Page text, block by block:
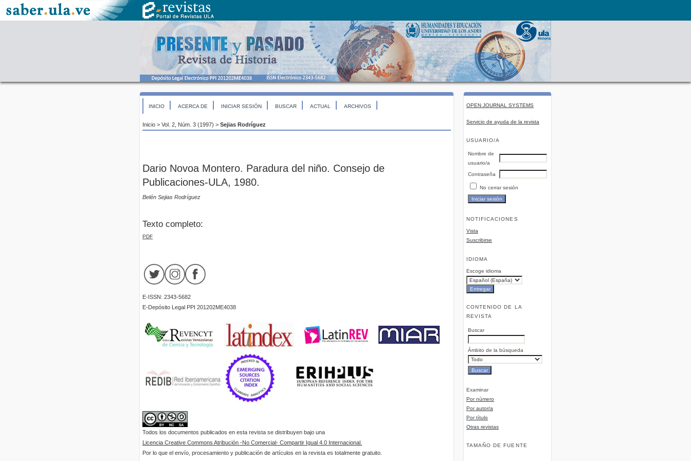
OPEN JOURNAL SYSTEMS
Servicio de ayuda de la revista
USUARIO/A
Nombre de
usuario/a
Contraseña
No cerrar sesión
NOTIFICACIONES
Vista
Suscribirse
IDIOMA
Escoge idioma
CONTENIDO DE LA
REVISTA
Buscar
Ámbito de la búsqueda
Examinar
Por número
Por autor/a
Por título
Otras revistas
TAMAÑO DE FUENTE
INICIO ACERCA DE INICIAR SESIÓN BUSCAR ACTUAL ARCHIVOS
Inicio > Vol. 2, Núm. 3 (1997) > Sejias Rodríguez
Dario Novoa Montero. Paradura del niño. Consejo de
Publicaciones-ULA, 1980.
Belén Sejias Rodríguez
Texto completo:
PDF
E-ISSN: 2343-5682
E-Depósito Legal PPI 201202ME4038
Todos los documentos publicados en esta revista se distribuyen bajo una
Licencia Creative Commons Atribución -No Comercial- Compartir Igual 4.0 Internacional.
Por lo que el envío, procesamiento y publicación de artículos en la revista es totalmente gratuito.